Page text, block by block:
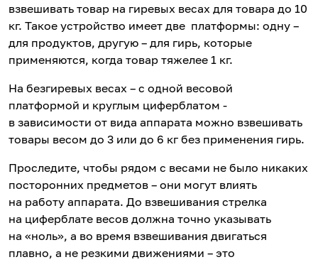
взвешивать товар на гиревых весах для товара до 10
кг. Такое устройство имеет две платформы: одну –
для продуктов, другую – для гирь, которые
применяются, когда товар тяжелее 1 кг.
На безгиревых весах – с одной весовой
платформой и круглым циферблатом -
в зависимости от вида аппарата можно взвешивать
товары весом до 3 или до 6 кг без применения гирь.
Проследите, чтобы рядом с весами не было никаких
посторонних предметов – они могут влиять
на работу аппарата. До взвешивания стрелка
на циферблате весов должна точно указывать
на «ноль», а во время взвешивания двигаться
плавно, а не резкими движениями – это